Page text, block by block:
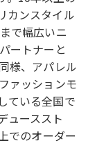
カンスタイル
で幅広いニ
ートナーと
様、アパレル
ァッションモ
ている全国で
ューススト
でのオーダー